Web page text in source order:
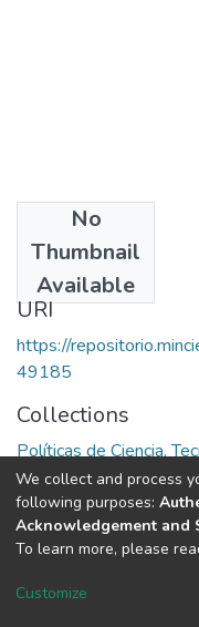
No
Thumbnail
Available
1986
URI
https://
49185
Collections
Políticas de Ciencia,
Full item page
DSpace software
Cookie
We collect and process
following purposes:
Acknowledgement and
To learn more, please
Customize